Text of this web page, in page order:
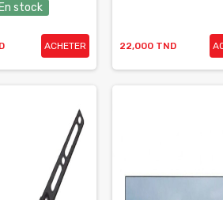
En stock
ACHETER 22,000 TND